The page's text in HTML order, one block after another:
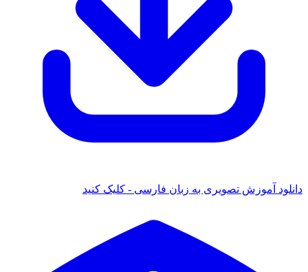
آموزش تصویری به زبان فارسی - کلیک کنید